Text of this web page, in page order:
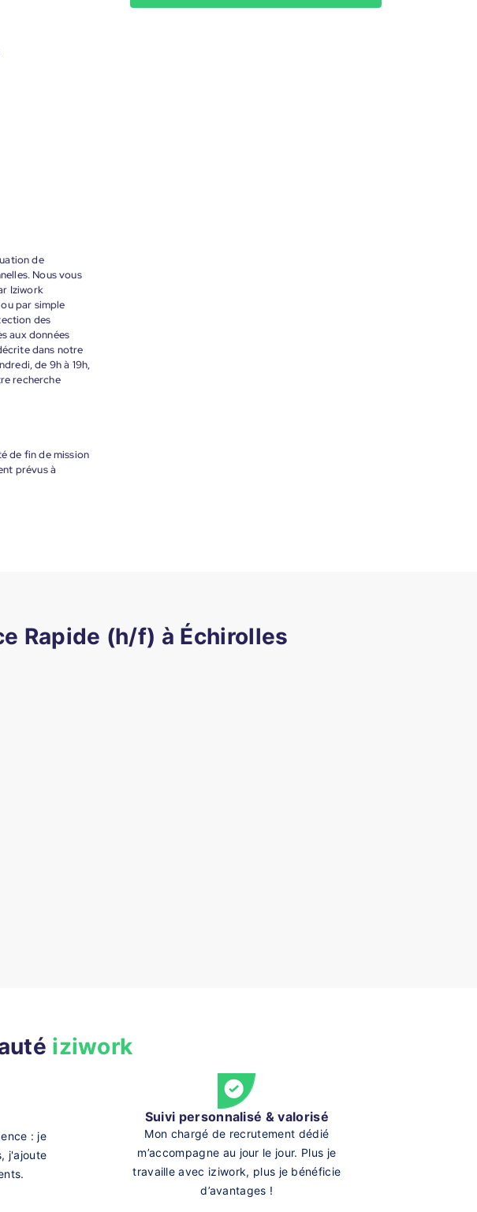
de
Nous vous
Iziwork
par simple
des
aux données
dans notre
de 9h à 19h,
recherche
de fin de mission
prévus à
Rapide (h/f) à Échirolles
iziwork
: je
j'ajoute
Suivi personnalisé & valorisé
Mon chargé de recrutement dédié
m’accompagne au jour le jour. Plus je
travaille avec iziwork, plus je bénéficie
d’avantages !